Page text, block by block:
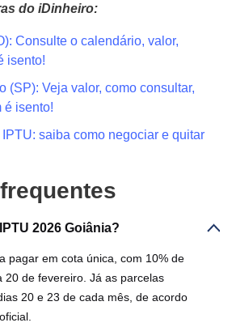
do iDinheiro:
Consulte o calendário, valor,
isento!
(SP): Veja valor, como consultar,
é isento!
saiba como negociar e quitar
2026 Goiânia?
pagar em cota única, com 10% de
20 de fevereiro. Já as parcelas
20 e 23 de cada mês, de acordo